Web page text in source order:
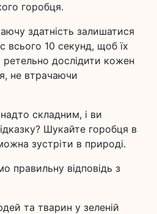
горобця.
здатність залишатися
всього 10 секунд, щоб їх
ретельно дослідити кожен
не втрачаючи
складним, і ви
Шукайте горобця в
зустріти в природі.
правильну відповідь з
та тварин у зеленій